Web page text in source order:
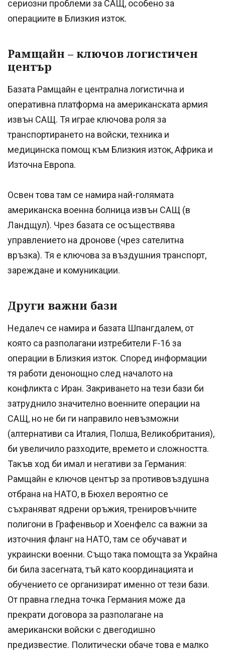
сериозни проблеми за САЩ, особено за
операциите в Близкия изток.
Рамщайн – ключов логистичен
център
Базата Рамщайн е централна логистична и
оперативна платформа на американската армия
извън САЩ. Тя играе ключова роля за
транспортирането на войски, техника и
медицинска помощ към Близкия изток, Африка и
Източна Европа.
Освен това там се намира най-голямата
американска военна болница извън САЩ (в
Ландщул). Чрез базата се осъществява
управлението на дронове (чрез сателитна
връзка). Тя е ключова за въздушния транспорт,
зареждане и комуникации.
Други важни бази
Недалеч се намира и базата Шпангдалем, от
която са разполагани изтребители F-16 за
операции в Близкия изток. Според информации
тя работи денонощно след началото на
конфликта с Иран. Закриването на тези бази би
затруднило значително военните операции на
САЩ, но не би ги направило невъзможни
(алтернативи са Италия, Полша, Великобритания),
би увеличило разходите, времето и сложността.
Такъв ход би имал и негативи за Германия:
Рамщайн е ключов център за противовъздушна
отбрана на НАТО, в Бюхел вероятно се
съхраняват ядрени оръжия, тренировъчните
полигони в Графенвьор и Хоенфелс са важни за
източния фланг на НАТО, там се обучават и
украински военни. Също така помощта за Украйна
би била засегната, тъй като координацията и
обучението се организират именно от тези бази.
От правна гледна точка Германия може да
прекрати договора за разполагане на
американски войски с двегодишно
предизвестие. Политически обаче това е малко